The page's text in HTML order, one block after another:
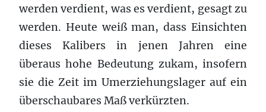
werden verdient, was es verdient, gesagt zu
werden. Heute weiß man, dass Einsichten
dieses Kalibers in jenen Jahren eine
überaus hohe Bedeutung zukam, insofern
sie die Zeit im Umerziehungslager auf ein
überschaubares Maß verkürzten.